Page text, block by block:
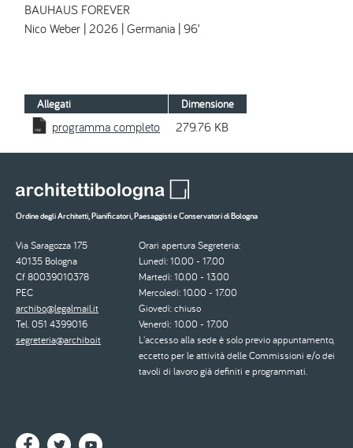
BAUHAUS FOREVER
Nico Weber | 2026 | Germania | 96’
Allegati Dimensione
programma completo 279.76 KB
Ordine degli Architetti, Pianificatori, Paesaggisti e Conservatori di Bologna
Via Saragozza 175
40135 Bologna
Cf 80039010378
PEC
archibo@legalmail.it
Tel. 051 4399016
segreteria@archibo.it
Orari apertura Segreteria:
Lunedì: 10.00 - 17.00
Martedì: 10.00 - 13.00
Mercoledì: 10.00 - 17.00
Giovedì: chiuso
Venerdì: 10.00 - 17.00
L'accesso alla sede è solo previo appuntamento,
eccetto per le attività delle Commissioni e/o dei
tavoli di lavoro già definiti e programmati.